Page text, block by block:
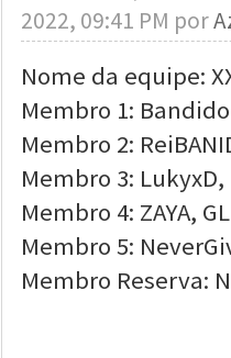
2022, 09:41 PM por
Nome da equipe:
Membro 1:
Membro 2:
Membro 3:
Membro 4: ZAYA,
Membro 5:
Membro Reserva: